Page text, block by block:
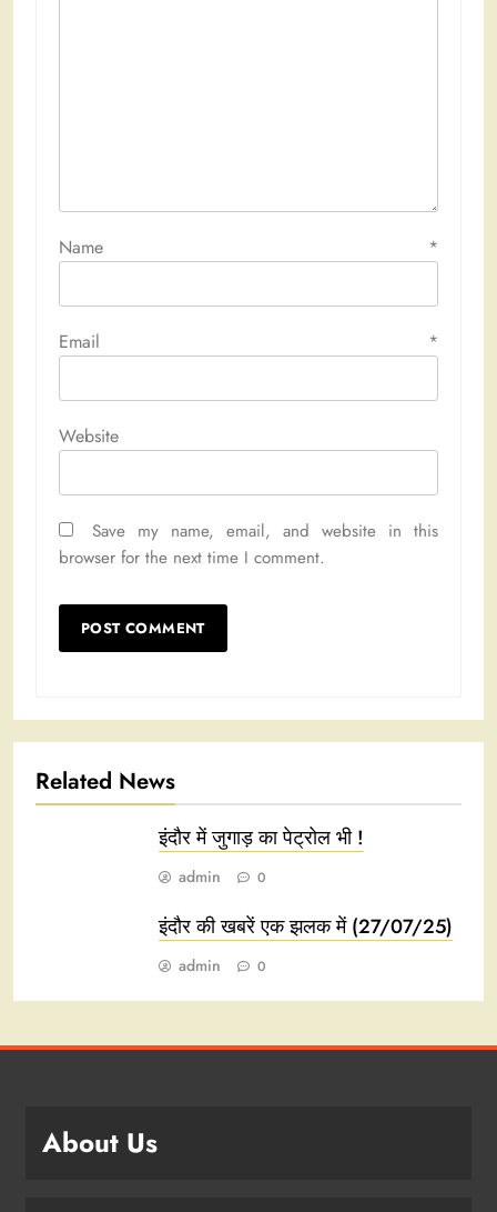
Name *
Email *
Website
Save my name, email, and website in this
browser for the next time I comment.
Related News
इंदौर में जुगाड़ का पेट्रोल भी !
admin 0
इंदौर की खबरें एक झलक में (27/07/25)
admin 0
About Us